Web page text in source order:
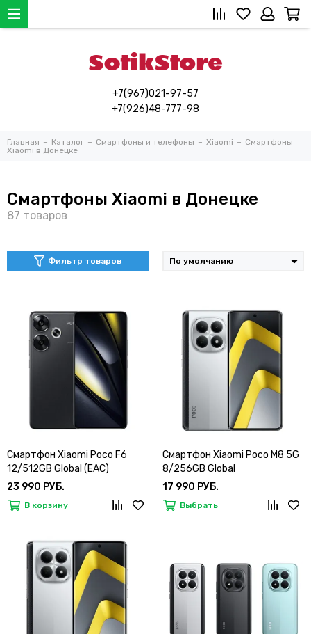
+7(967)021-97-57
+7(926)48-777-98
Главная Каталог Смартфоны и телефоны Xiaomi
Смартфоны
Xiaomi в Донецке
Смартфоны Xiaomi в Донецке
Фильтр товаров
Смартфон Xiaomi Poco F6
12/512GB Global (EAC)
23 990 РУБ.
В корзину
Смартфон Xiaomi Poco M8 5G
8/256GB Global
17 990 РУБ.
Выбрать